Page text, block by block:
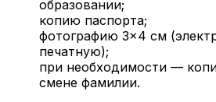
образовании;
копию паспорта;
фотографию 3×4 см
печатную);
при необходимости —
смене фамилии.